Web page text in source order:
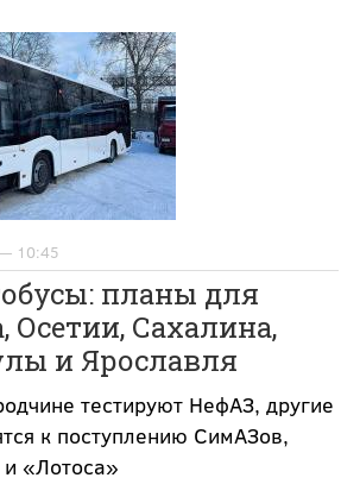
10:45
планы для
Осетии, Сахалина,
и Ярославля
тестируют НефАЗ, другие
к поступлению СимАЗов,
«Лотоса»